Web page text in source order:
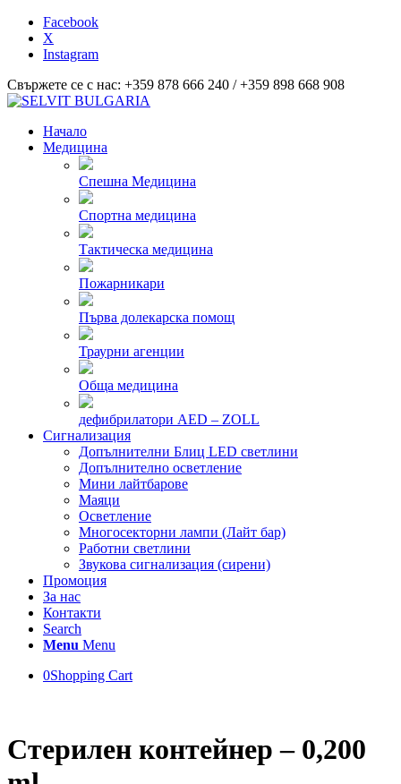
Facebook
X
Instagram
Свържете се с нас: +359 878 666 240 / +359 898 668 908
Начало
Медицина
Спешна Медицина
Спортна медицина
Тактическа медицина
Пожарникари
Първа долекарска помощ
Траурни агенции
Обща медицина
дефибрилатори AED – ZOLL
Сигнализация
Допълнителни Блиц LED светлини
Допълнително осветление
Мини лайтбарове
Маяци
Осветление
Многосекторни лампи (Лайт бар)
Работни светлини
Звукова сигнализация (сирени)
Промоция
За нас
Контакти
Search
Menu Menu
0Shopping Cart
Стерилен контейнер – 0,200